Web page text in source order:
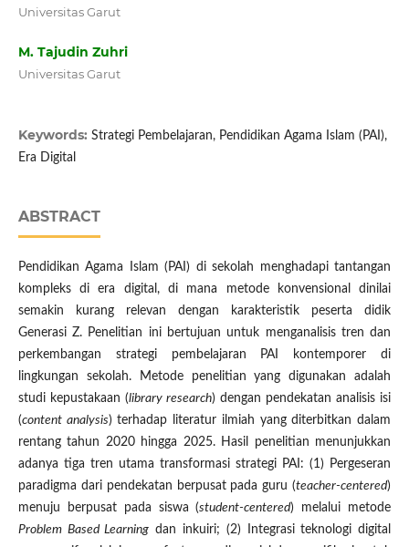
Universitas Garut
M. Tajudin Zuhri
Universitas Garut
Keywords: Strategi Pembelajaran, Pendidikan Agama Islam (PAI),
Era Digital
ABSTRACT
Pendidikan Agama Islam (PAI) di sekolah menghadapi tantangan
kompleks di era digital, di mana metode konvensional dinilai
semakin kurang relevan dengan karakteristik peserta didik
Generasi Z. Penelitian ini bertujuan untuk menganalisis tren dan
perkembangan strategi pembelajaran PAI kontemporer di
lingkungan sekolah. Metode penelitian yang digunakan adalah
studi kepustakaan (library research) dengan pendekatan analisis isi
(content analysis) terhadap literatur ilmiah yang diterbitkan dalam
rentang tahun 2020 hingga 2025. Hasil penelitian menunjukkan
adanya tiga tren utama transformasi strategi PAI: (1) Pergeseran
paradigma dari pendekatan berpusat pada guru (teacher-centered)
menuju berpusat pada siswa (student-centered) melalui metode
Problem Based Learning dan inkuiri; (2) Integrasi teknologi digital